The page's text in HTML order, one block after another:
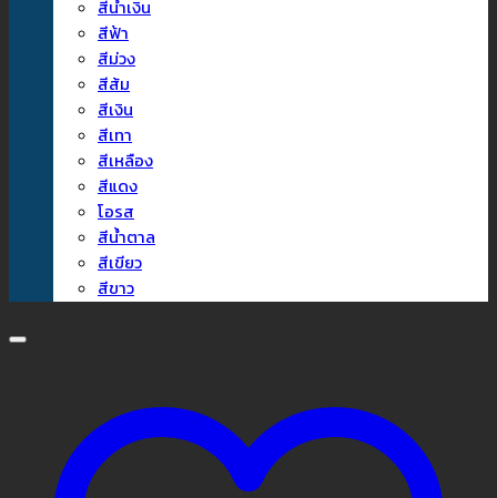
สีน้ำเงิน
สีฟ้า
สีม่วง
สีส้ม
สีเงิน
สีเทา
สีเหลือง
สีแดง
โอรส
สีน้ำตาล
สีเขียว
สีขาว